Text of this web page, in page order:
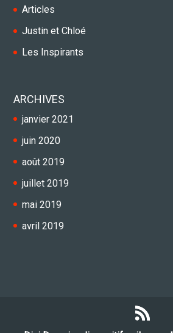
Articles
Justin et Chloé
Les Inspirants
ARCHIVES
janvier 2021
juin 2020
août 2019
juillet 2019
mai 2019
avril 2019